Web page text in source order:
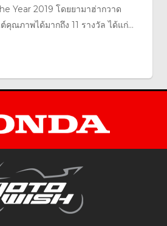
Year 2019 โดยยามาฮ่ากวาด
คุณภาพได้มากถึง 11 รางวัล ได้แก่...